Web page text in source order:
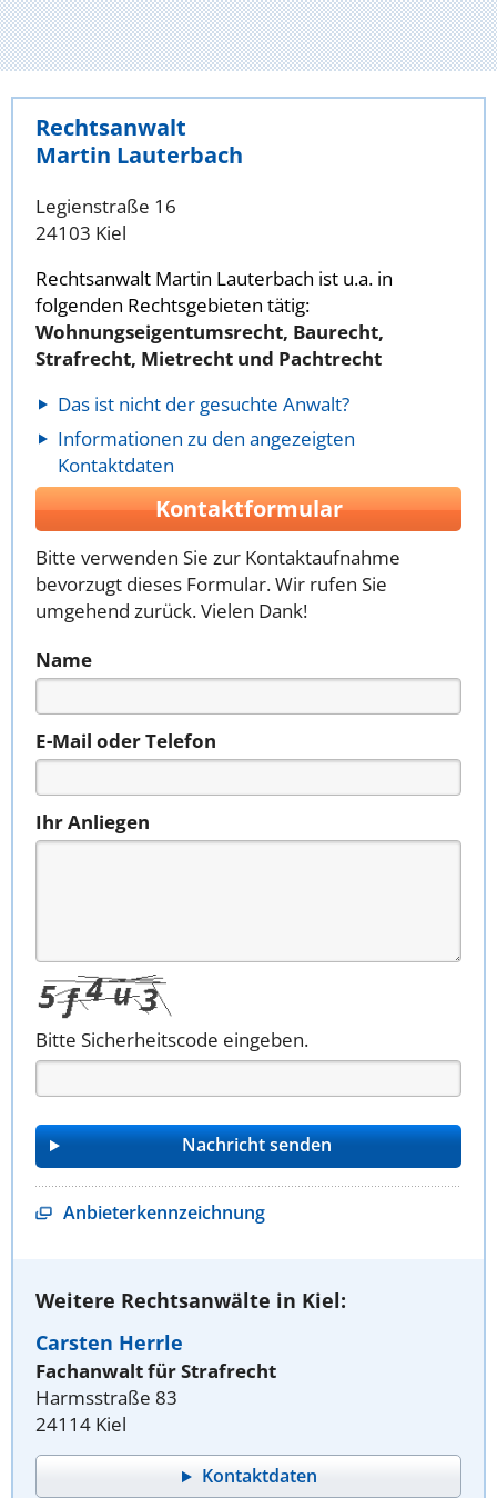
Rechtsanwalt
Martin Lauterbach
Legienstraße 16
24103 Kiel
Rechtsanwalt Martin Lauterbach ist u.a. in
folgenden Rechtsgebieten tätig:
Wohnungseigentumsrecht, Baurecht,
Strafrecht, Mietrecht und Pachtrecht
Das ist nicht der gesuchte Anwalt?
Informationen zu den angezeigten
Kontaktdaten
Kontaktformular
Bitte verwenden Sie zur Kontaktaufnahme
bevorzugt dieses Formular. Wir rufen Sie
umgehend zurück. Vielen Dank!
Name
E-Mail oder Telefon
Ihr Anliegen
Bitte Sicherheitscode eingeben.
Anbieterkennzeichnung
Weitere Rechtsanwälte in Kiel:
Carsten Herrle
Fachanwalt für Strafrecht
Harmsstraße 83
24114 Kiel
Kontaktdaten